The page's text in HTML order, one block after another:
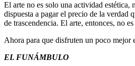
El arte no es solo una actividad estética,
dispuesta a pagar el precio de la verdad
de trascendencia. El arte, entonces, no
Ahora para que disfruten un poco mejor
EL FUNÁMBULO